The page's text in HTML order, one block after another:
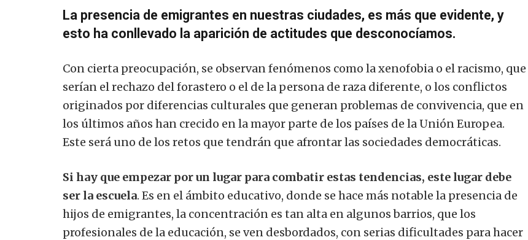
La presencia de emigrantes en nuestras ciudades, es más que evidente, y
esto ha conllevado la aparición de actitudes que desconocíamos.
Con cierta preocupación, se observan fenómenos como la xenofobia o el racismo, que
serían el rechazo del forastero o el de la persona de raza diferente, o los conflictos
originados por diferencias culturales que generan problemas de convivencia, que en
los últimos años han crecido en la mayor parte de los países de la Unión Europea.
Este será uno de los retos que tendrán que afrontar las sociedades democráticas.
Si hay que empezar por un lugar para combatir estas tendencias, este lugar debe
ser la escuela. Es en el ámbito educativo, donde se hace más notable la presencia de
hijos de emigrantes, la concentración es tan alta en algunos barrios, que los
profesionales de la educación, se ven desbordados, con serias dificultades para hacer